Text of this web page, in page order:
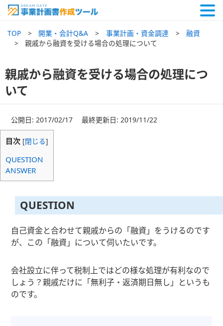
TOP 開業・会計Q&A 事業計画・資金調達
融資
親戚から融資を受ける場合の処理について
親戚から融資を受ける場合の処理につ
いて
公開日: 2017/02/17 最終更新日: 2019/11/22
目次 [閉じる]
QUESTION
ANSWER
QUESTION
自己資金と合わせて親戚からの「融資」をうけるのです
が、この「融資」について伺いたいです。
会社設立に伴って税制上ではどの様な処理が有利なので
しょう？親戚だけに「無利子・返済期日無し」というも
のです。